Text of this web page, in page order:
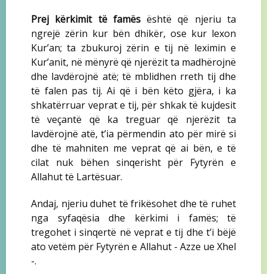
Prej kërkimit të famësështë që njeriu ta
ngrejë zërin kur bën dhikër, ose kur lexon
Kur’an; ta zbukuroj zërin e tij në leximin e
Kur’anit, në mënyrë që njerëzit ta madhërojnë
dhe lavdërojnë atë; të mblidhen rreth tij dhe
të falen pas tij. Ai që i bën këto gjëra, i ka
shkatërruar veprat e tij, për shkak të kujdesit
të veçantë që ka treguar që njerëzit ta
lavdërojnë atë, t’ia përmendin ato për mirë si
dhe të mahniten me veprat që ai bën, e të
cilat nuk bëhen sinqerisht për Fytyrën e
Allahut të Lartësuar.
Andaj, njeriu duhet të frikësohet dhe të ruhet
nga syfaqësia dhe kërkimi i famës; të
tregohet i sinqertë në veprat e tij dhe t’i bëjë
ato vetëm për Fytyrën e Allahut - Azze ue Xhel
-.